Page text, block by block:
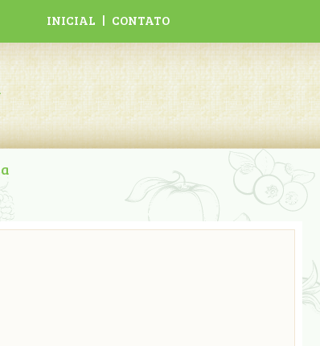
INICIAL | CONTATO